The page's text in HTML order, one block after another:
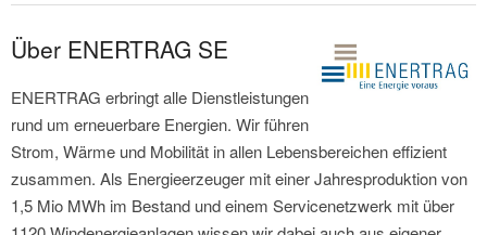
Über ENERTRAG SE
ENERTRAG erbringt alle Dienstleistungen
rund um erneuerbare Energien. Wir führen
Strom, Wärme und Mobilität in allen Lebensbereichen effizient
zusammen. Als Energieerzeuger mit einer Jahresproduktion von
1,5 Mio MWh im Bestand und einem Servicenetzwerk mit über